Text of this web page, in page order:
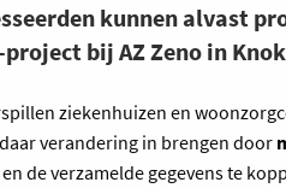
kunnen alvast
project bij AZ Zeno in
ziekenhuizen en
verandering in brengen door
en de verzamelde gegevens te